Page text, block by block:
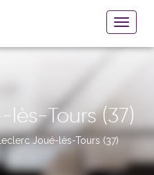
Tours (37)
Joué-lès-Tours (37)